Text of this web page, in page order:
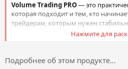
Volume Trading PRO— это
которая подходит и тем, кто
трейдерам, которым нужен
увеличивать депозитна дистанции.
Нажмите для
Подробнее об этом продукте...